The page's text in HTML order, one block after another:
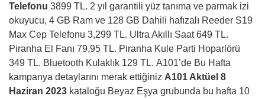
Telefonu 3899 TL. 2 yıl garantili yüz tanıma ve parmak izi
okuyucu, 4 GB Ram ve 128 GB Dahili hafızalı Reeder S19
Max Cep Telefonu 3,299 TL. Ultra Akıllı Saat 649 TL.
Piranha El Fanı 79,95 TL. Piranha Kule Parti Hoparlörü
349 TL. Bluetooth Kulaklık 129 TL. A101’de Bu Hafta
kampanya detaylarını merak ettiğiniz A101 Aktüel 8
Haziran 2023 kataloğu Beyaz Eşya grubunda bu hafta 10